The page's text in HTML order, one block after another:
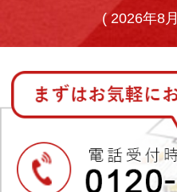
(2026年8